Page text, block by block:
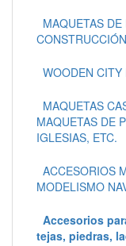
MAQUETAS
CONSTRUCCIÓN
WOODEN CITY
MAQUETAS
MAQUETAS DE
IGLESIAS, ETC.
ACCESORIOS
MODELISMO
Accesorios
tejas, piedras,